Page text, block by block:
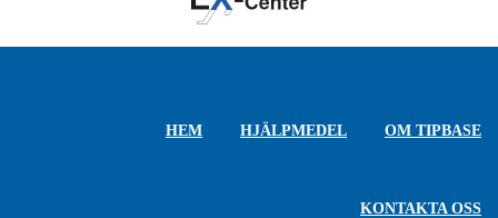
HEM HJÄLPMEDEL OM TIPBASE
KONTAKTA OSS